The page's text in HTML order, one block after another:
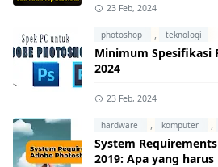
23 Feb, 2024
photoshop , teknologi
Minimum Spesifikasi
2024
23 Feb, 2024
hardware , komputer ,
System
2019: Apa yang